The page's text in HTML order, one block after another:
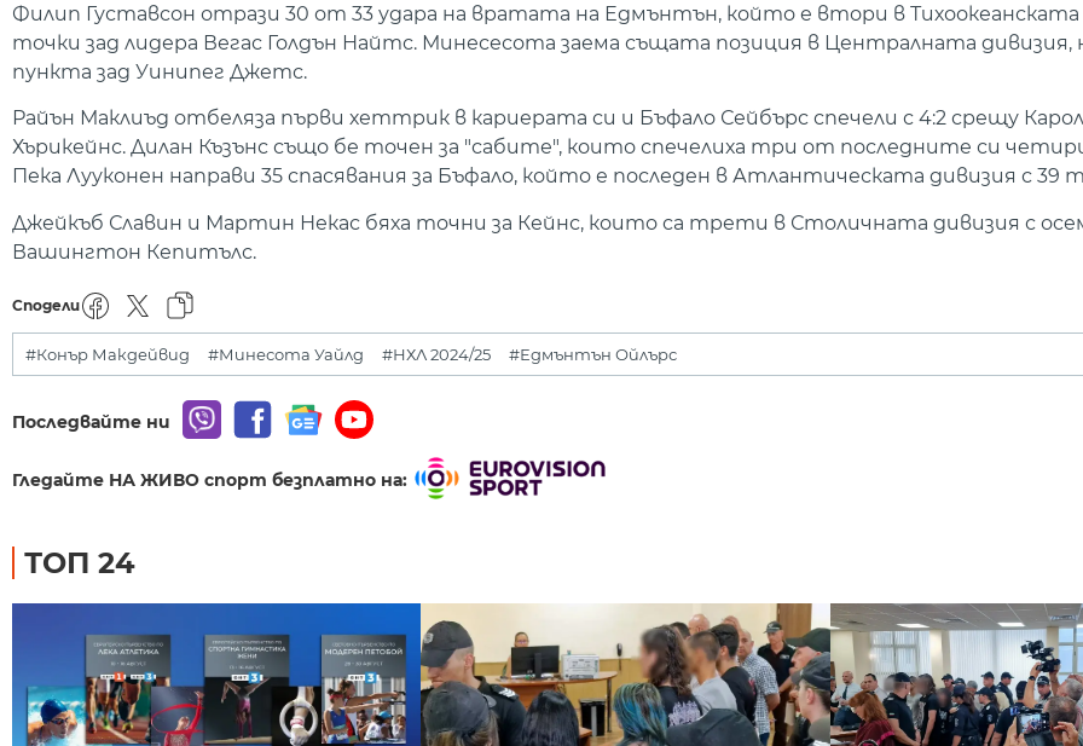
Филип Густавсон отрази 30 от 33 удара на вратата на Едмънтън, който е втори в Тихоокеанската
точки зад лидера Вегас Голдън Найтс. Минесесота заема същата позиция в Централната дивизия,
пункта зад Уинипег Джетс.
Райън Маклиъд отбеляза първи хеттрик в кариерата си и Бъфало Сейбърс спечели с 4:2 срещу
Хърикейнс. Дилан Къзънс също бе точен за "сабите", които спечелиха три от последните си
Пека Лууконен направи 35 спасявания за Бъфало, който е последен в Атлантическата дивизия с 39
Джейкъб Славин и Мартин Некас бяха точни за Кейнс, които са трети в Столичната дивизия с
Вашингтон Кепитълс.
Сподели
#Конър Макдейвид #Минесота Уайлд #НХЛ 2024/25 #Едмънтън Ойлърс
Последвайте ни
Гледайте НА ЖИВО спорт безплатно на:
ТОП 24